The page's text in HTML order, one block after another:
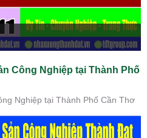
Công Nghiệp tại Thành Phố
Nghiệp tại Thành Phố Cần Thơ